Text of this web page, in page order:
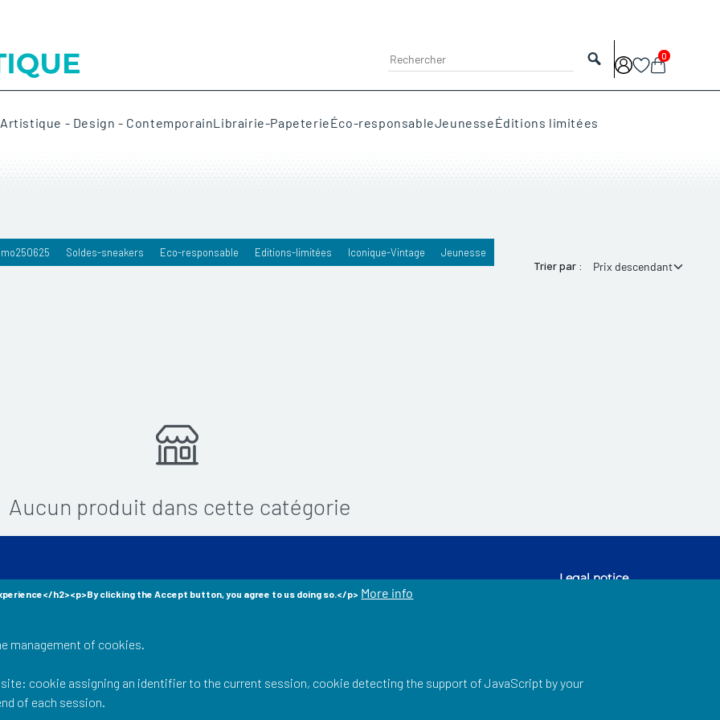
Search 0
Artistique - Design - ContemporainLibrairie-PapeterieÉco-responsableJeunesseÉditions limitées
Soldes-sneakers Eco-responsable Editions-limitées Iconique-Vintage Jeunesse
Trier par :
Aucun produit dans cette catégorie
shop offers...
Legal notice
h2><p>By clicking the Accept button, you agree to us doing so.</p> More info
management of cookies.
cookie assigning an identifier to the current session, cookie detecting the support of JavaScript by your
of each session.